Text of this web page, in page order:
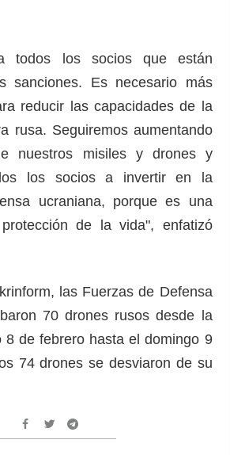
a todos los socios que están
sanciones. Es necesario más
reducir las capacidades de la
rusa. Seguiremos aumentando
nuestros misiles y drones y
los socios a invertir en la
ucraniana, porque es una
de la vida", enfatizó
las Fuerzas de Defensa
70 drones rusos desde la
8 de febrero hasta el domingo 9
74 drones se desviaron de su